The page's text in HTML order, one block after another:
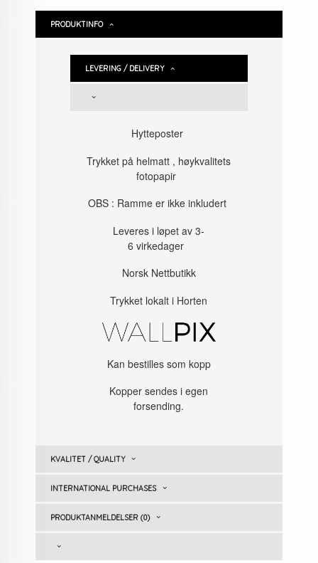
PRODUKTINFO
LEVERING / DELIVERY
Hytteposter
Trykket på helmatt , høykvalitets
fotopapir
OBS : Ramme er ikke inkludert
Leveres i løpet av 3-
6 virkedager
Norsk Nettbutikk
Trykket lokalt i Horten
Kan bestilles som kopp
Kopper sendes i egen
forsending.
KVALITET / QUALITY
INTERNATIONAL PURCHASES
PRODUKTANMELDELSER (0)